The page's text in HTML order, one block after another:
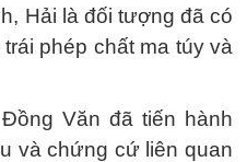
Hải là đối tượng đã có
phép chất ma túy và
Văn đã tiến hành
và chứng cứ liên quan